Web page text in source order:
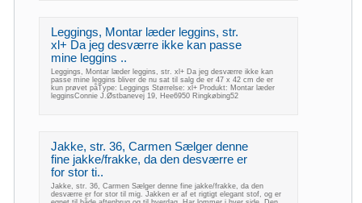
Leggings, Montar læder leggins, str.
xl+ Da jeg desværre ikke kan passe
mine leggins ..
Leggings, Montar læder leggins, str. xl+ Da jeg desværre ikke kan
passe mine leggins bliver de nu sat til salg de er 47 x 42 cm de er
kun prøvet påType: Leggings Størrelse: xl+ Produkt: Montar læder
legginsConnie J.Østbanevej 19, Hee6950 Ringkøbing52
Jakke, str. 36, Carmen Sælger denne
fine jakke/frakke, da den desværre er
for stor ti..
Jakke, str. 36, Carmen Sælger denne fine jakke/frakke, da den
desværre er for stor til mig. Jakken er af et rigtigt elegant stof, og er